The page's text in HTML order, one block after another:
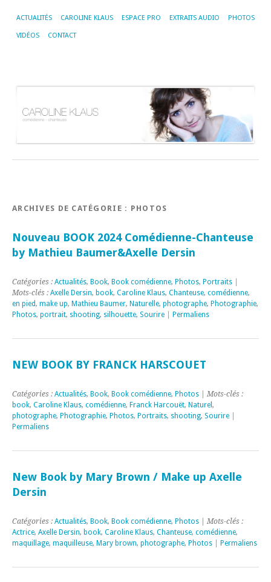
ACTUALITÉS CAROLINE KLAUS ESPACE PRO EXTRAITS AUDIO PHOTOS
VIDÉOS CONTACT
ARCHIVES DE CATÉGORIE : PHOTOS
Nouveau BOOK 2024 Comédienne-Chanteuse
by Mathieu Baumer&Axelle Dersin
Catégories : Actualités, Book, Book comédienne, Photos, Portraits
Mots-clés : Axelle Dersin, book, Caroline Klaus, Chanteuse, comédienne,
en pied, make up, Mathieu Baumer, Naturelle, photographe, Photographie,
Photos, portrait, shooting, silhouette, Sourire Permaliens
NEW BOOK BY FRANCK HARSCOUET
Catégories : Actualités, Book, Book comédienne, Photos | Mots-clés :
book, Caroline Klaus, comédienne, Franck Harcouët, Naturel ,
photographe, Photographie, Photos, Portraits, shooting, Sourire
Permaliens
New Book by Mary Brown / Make up Axelle
Dersin
Catégories : Actualités, Book, Book comédienne, Photos | Mots-clés :
Actrice, Axelle Dersin, book, Caroline Klaus, Chanteuse, comédienne,
maquillage, maquilleuse, Mary brown, photographe, Photos Permaliens